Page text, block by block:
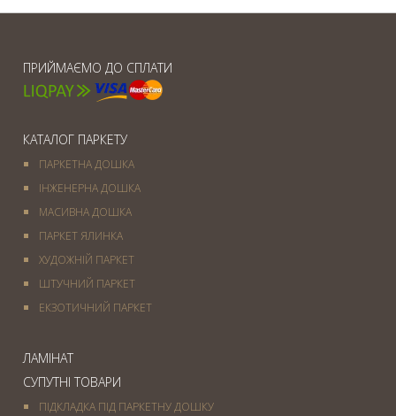
ПРИЙМАЄМО ДО СПЛАТИ
КАТАЛОГ ПАРКЕТУ
ПАРКЕТНА ДОШКА
ІНЖЕНЕРНА ДОШКА
МАСИВНА ДОШКА
ПАРКЕТ ЯЛИНКА
ХУДОЖНІЙ ПАРКЕТ
ШТУЧНИЙ ПАРКЕТ
ЕКЗОТИЧНИЙ ПАРКЕТ
ЛАМІНАТ
СУПУТНІ ТОВАРИ
ПІДКЛАДКА ПІД ПАРКЕТНУ ДОШКУ